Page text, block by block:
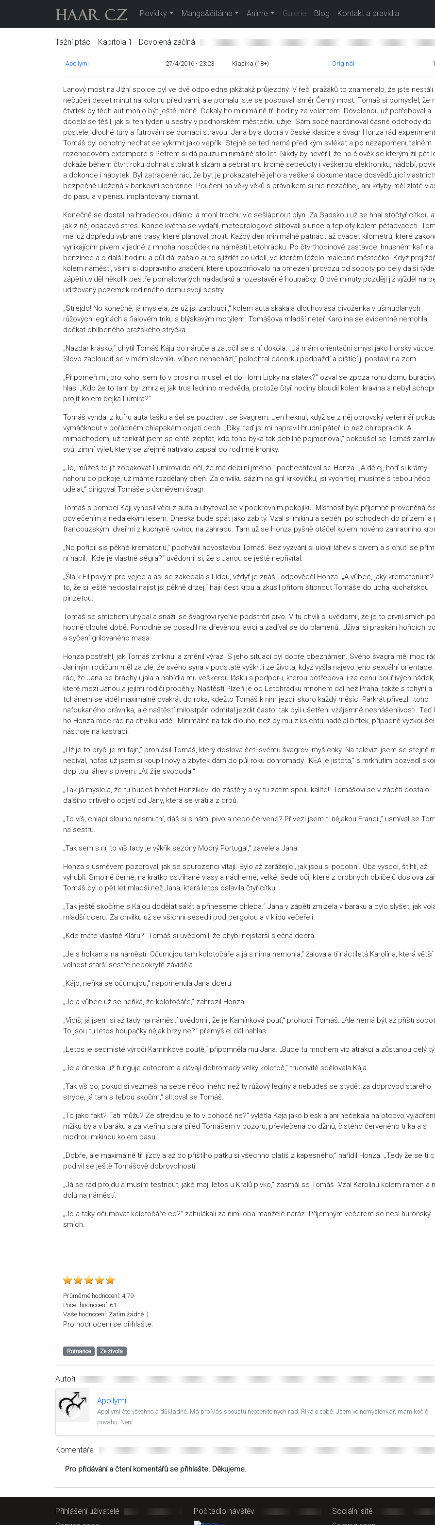
Povídky Manga&čítárna Anime Galerie Blog Kontakt a pravidla
Tažní ptáci - Kapitola 1 - Dovolená začíná
Apollymi 27/4/2016 - 23:23 Klasika (18+) Originál
Lanový most na Jižní spojce byl ve dvě odpoledne jakžtakž průjezdný. V řeči pražáků to znamenalo, že jste nestáli
nečučeli deset minut na kolonu před vámi, ale pomalu jste se posouvali směr Černý most. Tomáš si pomyslel, že
čtvrtek by těch aut mohlo být ještě méně. Čekaly ho minimálně tři hodiny za volantem. Dovolenou už potřeboval a
docela se těšil, jak si ten týden u sestry v podhorském městečku užije. Sám sobě naordinoval časné odchody do
postele, dlouhé tůry a futrování se domácí stravou. Jana byla dobrá v české klasice a švagr Honza rád
Tomáš byl ochotný nechat se vykrmit jako vepřík. Stejně se teď nemá před kým svlékat a po nezapomenutelném
rozchodovém extempore s Petrem si dá pauzu minimálně sto let. Nikdy by nevěřil, že ho člověk se kterým žil pět
dokáže během čtvrt roku dohnat stokrát k slzám a sebrat mu kromě sebeúcty i veškerou elektroniku, nádobí,
a dokonce i nábytek. Byl zatraceně rád, že byt je prokazatelně jeho a veškerá dokumentace dosvědčující
bezpečně uložená v bankovní schránce. Poučení na věky věků s právníkem si nic nezačínej, ani kdyby měl zlaté
do pasu a v penisu implantovaný diamant.
Konečně se dostal na hradeckou dálnici a mohl trochu víc sešlápnout plyn. Za Sadskou už se hnal stočtyřicítkou
jak z něj opadává stres. Konec května se vydařil, meteorologové slibovali slunce a teploty kolem pětadvaceti.
měl už dopředu vybrané trasy, které plánoval projít. Každý den minimálně patnáct až dvacet kilometrů, které
vynikajícím pivem v jedné z mnoha hospůdek na náměstí Letohrádku. Po čtvrthodinové zastávce, hnusném kafi na
benzínce a o další hodinu a půl dál začalo auto sjíždět do údolí, ve kterém leželo malebné městečko. Když
kolem náměstí, všiml si dopravního značení, které upozorňovalo na omezení provozu od soboty po celý další
zápětí uviděl několik pestře pomalovaných náklaďáků a rozestavěné houpačky. O dvě minuty později již vjížděl na
udržovaný pozemek rodinného domu svojí sestry.
„Strejdo! No konečně, já myslela, že už jsi zabloudil,“ kolem auta skákala dlouhovlasá divoženka v ušmudlaných
růžových legínách a fialovém triku s blýskavým motýlem. Tomášova mladší neteř Karolína se evidentně nemohla
dočkat oblíbeného pražského strýčka.
„Nazdar krásko,“ chytil Tomáš Káju do náruče a zatočil se s ní dokola. „Já mám orientační smysl jako horský vůdce.
Slovo zabloudit se v mém slovníku vůbec nenachází,“ polochtal cácorku podpaždí a pištící ji postavil na zem.
„Připomeň mi, pro koho jsem to v prosinci musel jet do Horní Lipky na statek?“ ozval se zpoza rohu domu
hlas. „Kdo že to tam byl zmrzlej jak trus ledního medvěda, protože čtyř hodiny bloudil kolem kravína a nebyl
projít kolem bejka Lumíra?“
Tomáš vyndal z kufru auta tašku a šel se pozdravit se švagrem. Jen heknul, když se z něj obrovský veterinář
vymáčknout v pořádném chlapském objetí dech. „Díky, teď jsi mi napravil hrudní páteř líp než chiropraktik. A
mimochodem, už tenkrát jsem se chtěl zeptat, kdo toho býka tak debilně pojmenoval,“ pokoušel se Tomáš
svůj zimní výlet, který se zřejmě natrvalo zapsal do rodinné kroniky.
„Jo, můžeš to jít zopakovat Lumírovi do očí, že má debilní jmého,“ pochechtával se Honza. „A dělej, hoď si krámy
nahoru do pokoje, už máme rozdělaný oheň. Za chvilku sázím na gril krkovičku, jsi vychrtlej, musíme s tebou něco
udělat,“ dirigoval Tomáše s úsměvem švagr.
Tomáš s pomocí Káji vynosil věci z auta a ubytoval se v podkrovním pokojíku. Místnost byla příjemně provoněná
povlečením a nedalekým lesem. Dneska bude spát jako zabitý. Vzal si mikinu a seběhl po schodech do přízemí a
francouzskými dveřmi z kuchyně rovnou na zahradu. Tam už se Honza pyšně otáčel kolem nového zahradního
„No pořídil sis pěkné krematoriu,“ pochválil novostavbu Tomáš. Bez vyzvání si ulovil láhev s pivem a s chutí se
ní napil. „Kde je vlastně ségra?“ uvědomil si, že s Janou se ještě nepřivítal.
„Šla k Filipovým pro vejce a asi se zakecala s Lídou, vždyť je znáš,“ odpověděl Honza. „A vůbec, jaký krematorium?
to, že si ještě nedostal najíst jsi pěkně drzej,“ hájil čest krbu a zkusil přitom štípnout Tomáše do ucha kuchařskou
pinzetou.
Tomáš se smíchem uhýbal a snažil se švagrovi rychle podstrčit pivo. V tu chvíli si uvědomil, že je to první smích po
hodně dlouhé době. Pohodlně se posadil na dřevěnou lavici a zadíval se do plamenů. Užíval si praskání hořících
a syčení grilovaného masa.
Honza postřehl, jak Tomáš zmlknul a změnil výraz. S jeho situací byl dobře obeznámen. Svého švagra měl moc
Janiným rodičům měl za zlé, že svého syna v podstatě vyškrtli ze života, když vyšla najevo jeho sexuální orientace.
rád, že Jana se bráchy ujala a nabídla mu veškerou lásku a podporu, kterou potřeboval i za cenu bouřlivých hádek,
které mezi Janou a jejími rodiči proběhly. Naštěstí Plzeň je od Letohrádku mnohem dál než Praha, takže s tchyní a
tchánem se viděl maximálně dvakrát do roka, kdežto Tomáš k nim jezdil skoro každý měsíc. Párkrát přivezl i toho
nafoukaného právníka, ale naštěstí milostpán odmítal jezdit často, tak byli ušetřeni vzájemné nesnášenlivosti. Teď
ho Honza moc rád na chvilku viděl. Minimálně na tak dlouho, než by mu z ksichtu nadělal biftek, případně vyzkoušel
nástroje na kastraci.
„Už je to pryč, je mi fajn,“ prohlásil Tomáš, který doslova četl svému švagrovi myšlenky. Na televizi jsem se stejně
nedíval, noťas už jsem si koupil nový a zbytek dám do půl roku dohromady. IKEA je jistota,“ s mrknutím pozvedl
dopitou láhev s pivem. „Ať žije svoboda.“
„Tak já myslela, že tu budeš brečet Honzíkovi do zástěry a vy tu zatím spolu kalíte!“ Tomášovi se v zápětí dostalo
dalšího drtivého objetí od Jany, která se vrátila z drbů.
„To víš, chlapi dlouho nesmutní, dáš si s námi pivo a nebo červené? Přivezl jsem ti nějakou Francii,“ usmíval se
na sestru.
„Tak sem s ní, to víš tady je výkřik sezóny Modrý Portugal,“ zavelela Jana.
Honza s úsměvem pozoroval, jak se sourozenci vítají. Bylo až zarážející, jak jsou si podobní. Oba vysocí, štíhlí, až
vyhublí. Smolně černé, na krátko ostříhané vlasy a nádherné, velké, šedé oči, které z drobných obličejů doslova
Tomáš byl o pět let mladší než Jana, která letos oslavila čtyřicítku.
„Tak ještě skočíme s Kájou dodělat salát a přineseme chleba.“ Jana v zápětí zmizela v baráku a bylo slyšet, jak
mladší dceru. Za chvilku už se všichni sesedli pod pergolou a v klidu večeřeli.
„Kde máte vlastně Kláru?“ Tomáš si uvědomil, že chybí nejstarší slečna dcera.
„Je s holkama na náměstí. Očumujou tam kolotočáře a já s nima nemohla,“ žalovala třináctiletá Karolína, která větší
volnost starší sestře nepokrytě záviděla.
„Kájo, neříká se očumujou,“ napomenula Jana dceru.
„Jo a vůbec už se neříká, že kolotočáře,“ zahrozil Honza.
„Vidíš, já jsem si až tady na náměstí uvědomil, že je Kamínková pouť,“ prohodil Tomáš. „Ale nemá být až příští
To jsou tu letos houpačky nějak brzy ne?“ přemýšlel dál nahlas.
„Letos je sedmisté výročí Kamínkové poutě,“ připomněla mu Jana. „Bude tu mnohem víc atrakcí a zůstanou celý
„Jo a dneska už funguje autodrom a dávají dohromady velký kolotoč,“ trucovitě sdělovala Kája.
„Tak víš co, pokud si vezmeš na sebe něco jiného než ty růžový legíny a nebudeš se stydět za doprovod starého
strýce, já tam s tebou skočím,“ slitoval se Tomáš.
„To jako fakt? Tati můžu? Ze strejdou je to v pohodě ne?“ vylétla Kája jako blesk a ani nečekala na otcovo
mžiku byla v baráku a za vteřinu stála před Tomášem v pozoru, převlečená do džínů, čistého červeného trika a s
modrou mikinou kolem pasu.
„Dobře, ale maximálně tři jízdy a až do příštího pátku si všechno platíš z kapesného,“ nařídil Honza. „Tedy že se ti
podivil se ještě Tomášově dobrovolnosti.
„Já se rád projdu a musím testnout, jaké mají letos u Králů pivko,“ zasmál se Tomáš. Vzal Karolínu kolem ramen a
dolů na náměstí.
„Jo a taky očumovat kolotočáře co?“ zahulákali za nimi oba manželé naráz. Příjemným večerem se nesl hurónský
smích.
Průměrné hodnocení: 4,79
Počet hodnocení: 61
Vaše hodnocení: Zatím žádné :)
Pro hodnocení se přihlašte.
Romance Ze života
Autoři
Apollymi
Apollymi čte všechno a důkladně. Má pro Vás spoustu neocenitelných rad. Říká o sobě: Jsem volnomyšlenkář, mám kočičí
povahu. Není …
Komentáře
Pro přidávání a čtení komentářů se přihlašte. Děkujeme.
Přihlášení uživatelé Počitadlo návštěv Sociální sítě